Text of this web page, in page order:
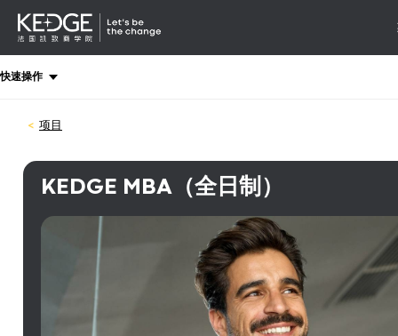
Kedge
School
快速操作
项目
KEDGE MBA（全日制）